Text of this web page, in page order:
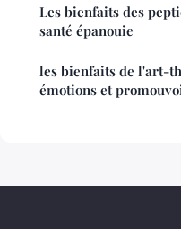
Les bienfaits des
santé épanouie
les bienfaits de l'art-
émotions et